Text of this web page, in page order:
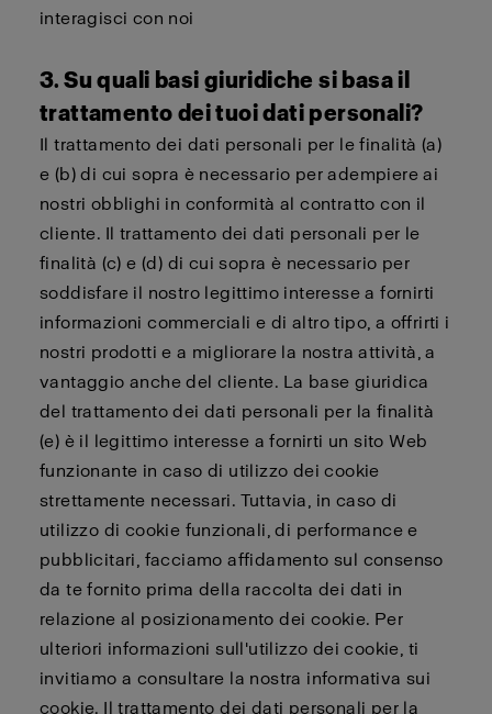
interagisci con noi
3. Su quali basi giuridiche si basa il
trattamento dei tuoi dati personali?
Il trattamento dei dati personali per le finalità (a)
e (b) di cui sopra è necessario per adempiere ai
nostri obblighi in conformità al contratto con il
cliente. Il trattamento dei dati personali per le
finalità (c) e (d) di cui sopra è necessario per
soddisfare il nostro legittimo interesse a fornirti
informazioni commerciali e di altro tipo, a offrirti i
nostri prodotti e a migliorare la nostra attività, a
vantaggio anche del cliente. La base giuridica
del trattamento dei dati personali per la finalità
(e) è il legittimo interesse a fornirti un sito Web
funzionante in caso di utilizzo dei cookie
strettamente necessari. Tuttavia, in caso di
utilizzo di cookie funzionali, di performance e
pubblicitari, facciamo affidamento sul consenso
da te fornito prima della raccolta dei dati in
relazione al posizionamento dei cookie. Per
ulteriori informazioni sull'utilizzo dei cookie, ti
invitiamo a consultare la nostra informativa sui
cookie. Il trattamento dei dati personali per la